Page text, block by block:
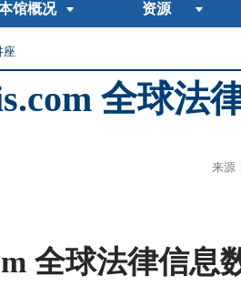
馆概况 资源
座
全球法
来源
全球法律信息